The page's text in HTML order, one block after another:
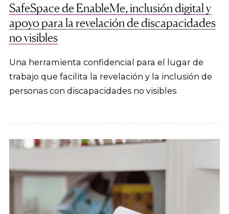
SafeSpace de EnableMe, inclusión digital y
apoyo para la revelación de discapacidades
no visibles
Una herramienta confidencial para el lugar de
trabajo que facilita la revelación y la inclusión de
personas con discapacidades no visibles